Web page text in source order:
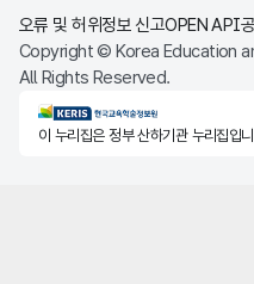
오류 및 허위정보 신고OPEN API
Copyright © Korea Education
All Rights Reserved.
KERIS한국교육학술정보원
이 누리집은 정부 산하기관 누리집입